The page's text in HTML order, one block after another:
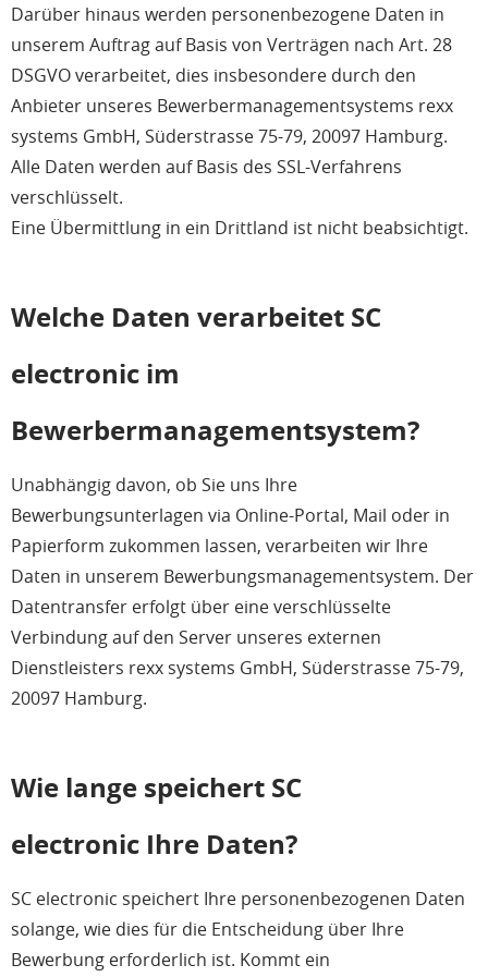
Darüber hinaus werden personenbezogene Daten in
unserem Auftrag auf Basis von Verträgen nach Art. 28
DSGVO verarbeitet, dies insbesondere durch den
Anbieter unseres Bewerbermanagementsystems rexx
systems GmbH, Süderstrasse 75-79, 20097 Hamburg.
Alle Daten werden auf Basis des SSL-Verfahrens
verschlüsselt.
Eine Übermittlung in ein Drittland ist nicht beabsichtigt.
Welche Daten verarbeitet SC
electronic im
Bewerbermanagementsystem?
Unabhängig davon, ob Sie uns Ihre
Bewerbungsunterlagen via Online-Portal, Mail oder in
Papierform zukommen lassen, verarbeiten wir Ihre
Daten in unserem Bewerbungsmanagementsystem. Der
Datentransfer erfolgt über eine verschlüsselte
Verbindung auf den Server unseres externen
Dienstleisters rexx systems GmbH, Süderstrasse 75-79,
20097 Hamburg.
Wie lange speichert SC
electronic Ihre Daten?
SC electronic speichert Ihre personenbezogenen Daten
solange, wie dies für die Entscheidung über Ihre
Bewerbung erforderlich ist. Kommt ein